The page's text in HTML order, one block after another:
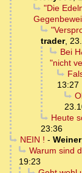
"Die
trader,
Bei
"nicht
13:27
Heute
23:36
NEIN ! - Weiner
Warum sind
19:23